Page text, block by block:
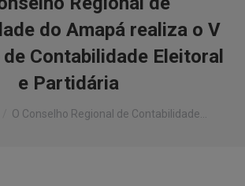
do Amapá realiza o V
Contabilidade Eleitoral
e Partidária
O Conselho Regional de Contabilidade…